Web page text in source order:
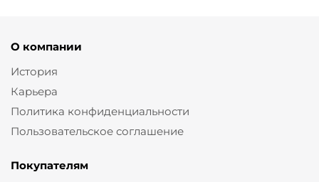
О компании
История
Карьера
Политика конфиденциальности
Пользовательское соглашение
Покупателям